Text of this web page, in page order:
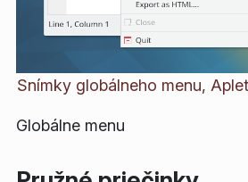
Snímky globálneho menu,
Globálne menu